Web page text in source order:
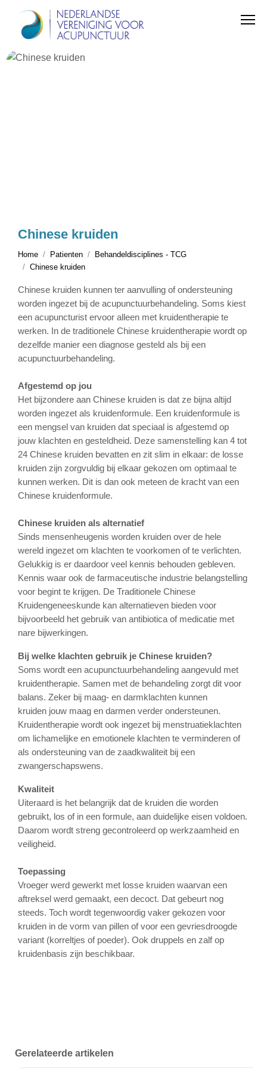
Chinese kruiden
Home Patienten
Behandeldisciplines - TCG
Chinese kruiden
Chinese kruiden kunnen ter aanvulling of ondersteuning
worden ingezet bij de acupunctuurbehandeling. Soms kiest
een acupuncturist ervoor alleen met kruidentherapie te
werken. In de traditionele Chinese kruidentherapie wordt op
dezelfde manier een diagnose gesteld als bij een
acupunctuurbehandeling.
Afgestemd op jou
Het bijzondere aan Chinese kruiden is dat ze bijna altijd
worden ingezet als kruidenformule. Een kruidenformule is
een mengsel van kruiden dat speciaal is afgestemd op
jouw klachten en gesteldheid. Deze samenstelling kan 4 tot
24 Chinese kruiden bevatten en zit slim in elkaar: de losse
kruiden zijn zorgvuldig bij elkaar gekozen om optimaal te
kunnen werken. Dit is dan ook meteen de kracht van een
Chinese kruidenformule.
Chinese kruiden als alternatief
Sinds mensenheugenis worden kruiden over de hele
wereld ingezet om klachten te voorkomen of te verlichten.
Gelukkig is er daardoor veel kennis behouden gebleven.
Kennis waar ook de farmaceutische industrie belangstelling
voor begint te krijgen. De Traditionele Chinese
Kruidengeneeskunde kan alternatieven bieden voor
bijvoorbeeld het gebruik van antibiotica of medicatie met
nare bijwerkingen.
Bij welke klachten gebruik je Chinese kruiden?
Soms wordt een acupunctuurbehandeling aangevuld met
kruidentherapie. Samen met de behandeling zorgt dit voor
balans. Zeker bij maag- en darmklachten kunnen
kruiden jouw maag en darmen verder ondersteunen.
Kruidentherapie wordt ook ingezet bij menstruatieklachten
om lichamelijke en emotionele klachten te verminderen of
als ondersteuning van de zaadkwaliteit bij een
zwangerschapswens.
Kwaliteit
Uiteraard is het belangrijk dat de kruiden die worden
gebruikt, los of in een formule, aan duidelijke eisen voldoen.
Daarom wordt streng gecontroleerd op werkzaamheid en
veiligheid.
Toepassing
Vroeger werd gewerkt met losse kruiden waarvan een
aftreksel werd gemaakt, een decoct. Dat gebeurt nog
steeds. Toch wordt tegenwoordig vaker gekozen voor
kruiden in de vorm van pillen of voor een gevriesdroogde
variant (korreltjes of poeder). Ook druppels en zalf op
kruidenbasis zijn beschikbaar.
Gerelateerde artikelen